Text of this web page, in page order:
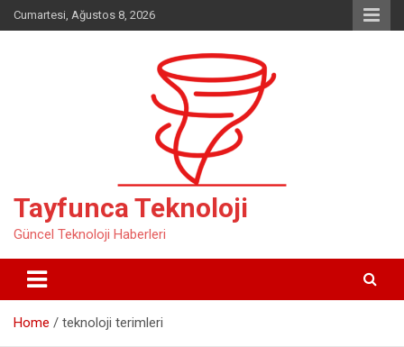
Skip
to
Cumartesi, Ağustos 8, 2026
Tayfunca Teknoloji
Güncel Teknoloji Haberleri
Home teknoloji terimleri